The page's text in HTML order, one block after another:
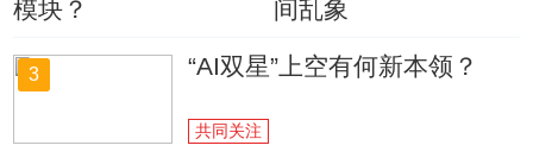
模块？
间乱象
3 “AI双星”上空有何新本领？
共同关注